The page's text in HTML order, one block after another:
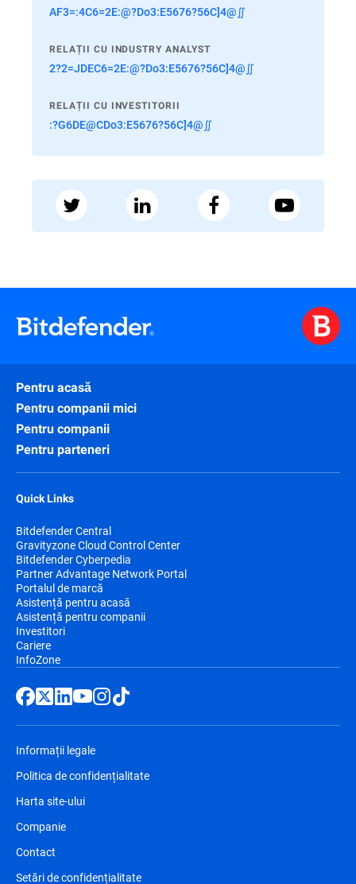
AF3=:4C6=2E:@?Do3:E5676?56C]4@∬
RELAȚII CU INDUSTRY ANALYST
2?2=JDEC6=2E:@?Do3:E5676?56C]4@∬
RELAȚII CU INVESTITORII
:?G6DE@CDo3:E5676?56C]4@∬
Pentru acasă
Pentru companii mici
Pentru companii
Pentru parteneri
Quick Links
Bitdefender Central
Gravityzone Cloud Control Center
Bitdefender Cyberpedia
Partner Advantage Network Portal
Portalul de marcă
Asistență pentru acasă
Asistență pentru companii
Investitori
Cariere
InfoZone
Informații legale
Politica de confidențialitate
Harta site-ului
Companie
Contact
Setări de confidențialitate